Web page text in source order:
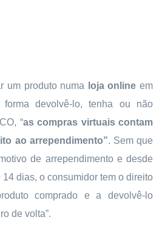
um produto numa loja online em
devolvê-lo, tenha ou não
“as compras virtuais contam
ao arrependimento”. Sem que
de arrependimento e desde
dias, o consumidor tem o direito
comprado e a devolvê-lo
de volta”.